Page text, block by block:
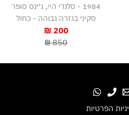
1984 - סלנדי היי, ג׳ינס סופר
סקיני בגזרה גבוהה - כחול
200 ₪
850 ₪
הפרטיות